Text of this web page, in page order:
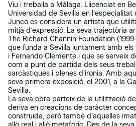
Viu i treballa a Màlaga. Llicenciat en
Universidad de Sevilla en l’especialitat
Junco es considera un artista que
mitjà d’expressió. La seva trajectòria
The Richard Channin Foundation
que funda a Sevilla juntament amb
i Fernando Clemente i que se serveix
com a punt de partida dels seus
sarcàstiques i plenes d’ironia. Amb
seva primera exposició, el 2001, a la
Sevilla.
La seva obra parteix de la utilització
deriva en creacions de caràcter
construïda, però també d’aquelles